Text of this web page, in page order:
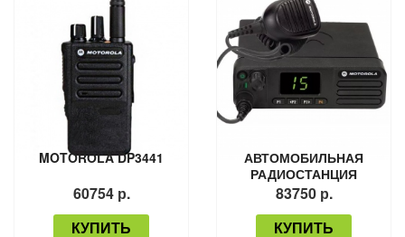
MOTOROLA DP3441
60754 р.
КУПИТЬ
АВТОМОБИЛЬНАЯ
РАДИОСТАНЦИЯ
MOTOROLA DM4401
83750 р.
КУПИТЬ